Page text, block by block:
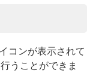
コンが表示されて
うことができま